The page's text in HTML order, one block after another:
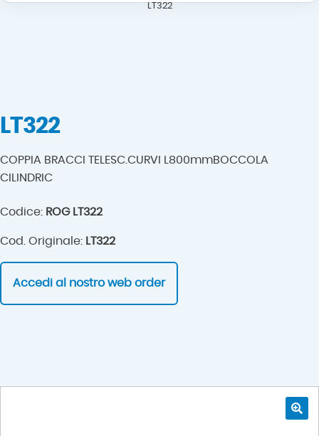
LT322
LT322
COPPIA BRACCI TELESC.CURVI L800mmBOCCOLA
CILINDRIC
Codice: ROG LT322
Cod. Originale: LT322
Accedi al nostro web order